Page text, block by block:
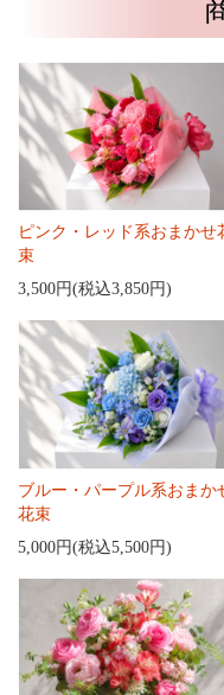
ピンク・レッド系おまかせ
束
3,500円(税込3,850円)
ブルー・パープル系おまか
花束
5,000円(税込5,500円)